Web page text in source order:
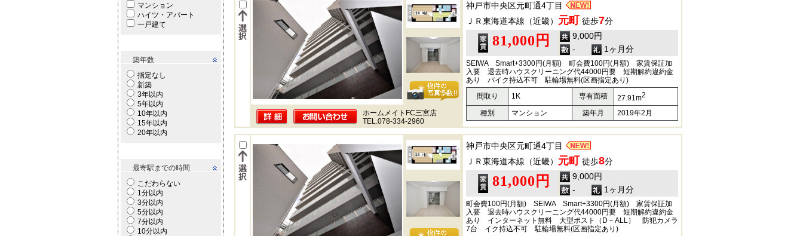
マンション
ハイツ・アパート
一戸建て
築年数
指定なし
新築
3年以内
5年以内
10年以内
15年以内
20年以内
最寄駅までの時間
こだわらない
1分以内
3分以内
5分以内
7分以内
10分以内
神戸市中央区元町通4丁目
ＪＲ東海道本線（近畿） 元町 徒歩7分
81,000円
9,000円
-
1ヶ月分
SEIWA Smart+3300円(月額) 町会費100円(月額) 家賃保証加
入要 退去時ハウスクリーニング代44000円要 短期解約違約金
あり バイク持込不可 駐輪場無料(区画指定あり)
間取り
1K 専有面積 27.91m2
種別 マンション 築年月 2019年2月
ホームメイトFC三宮店
TEL.078-334-2960
神戸市中央区元町通4丁目
ＪＲ東海道本線（近畿） 元町 徒歩8分
81,000円
9,000円
-
1ヶ月分
町会費100円(月額) SEIWA Smart+3300円(月額) 家賃保証加
入要 退去時ハウスクリーニング代44000円要 短期解約違約金
あり インターネット無料 大型ポスト（D－ALL） 防犯カメラ
7台 イク持込不可 駐輪場無料(区画指定あり)